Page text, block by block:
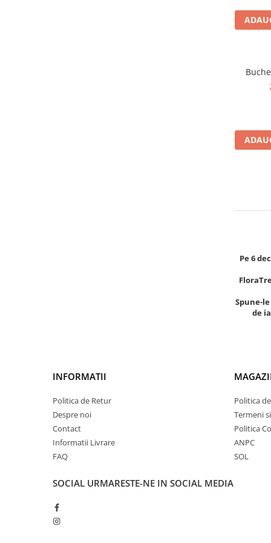
Pe 6
Spune-
de
INFORMATII
Politica de Retur
Despre noi
Contact
Informatii Livrare
FAQ
Politica
Termeni
Politica
ANPC
SOL
SOCIAL URMARESTE-NE IN SOCIAL MEDIA